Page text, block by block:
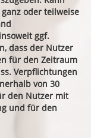
oder teilweise
ggf.
dass der Nutzer
für den Zeitraum
Verpflichtungen
von 30
den Nutzer mit
und für den